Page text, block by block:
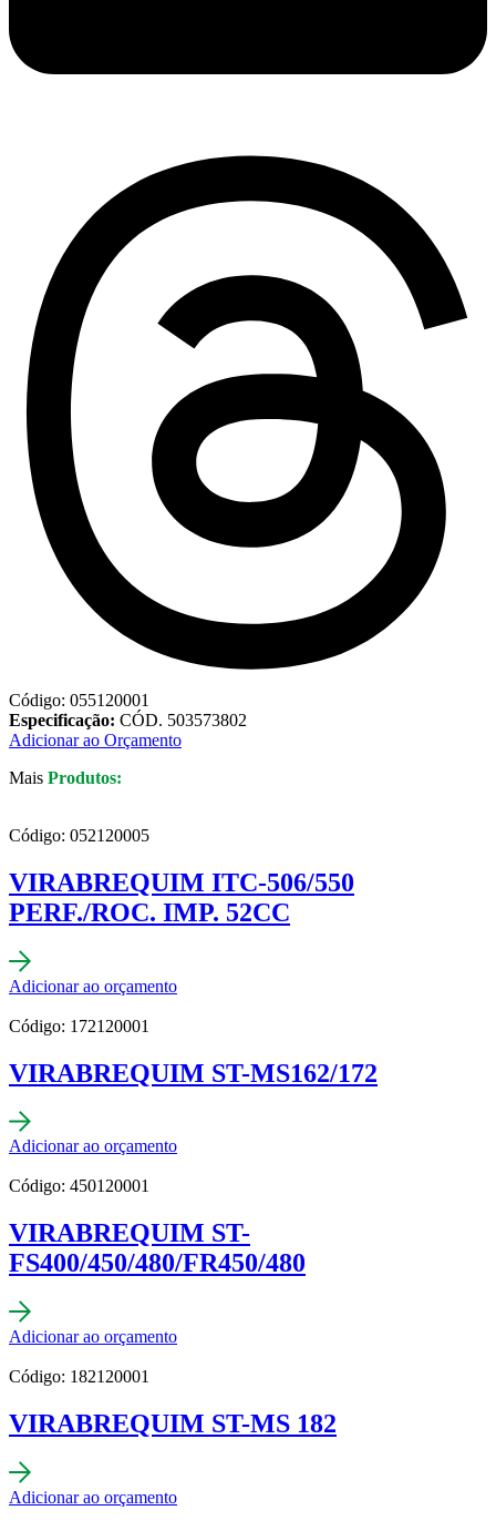
Código: 055120001
Especificação: CÓD. 503573802
Adicionar ao Orçamento
Mais Produtos:
Código: 052120005
VIRABREQUIM ITC-506/550
PERF./ROC. IMP. 52CC
Adicionar ao orçamento
Código: 172120001
VIRABREQUIM ST-MS162/172
Adicionar ao orçamento
Código: 450120001
VIRABREQUIM ST-
FS400/450/480/FR450/480
Adicionar ao orçamento
Código: 182120001
VIRABREQUIM ST-MS 182
Adicionar ao orçamento